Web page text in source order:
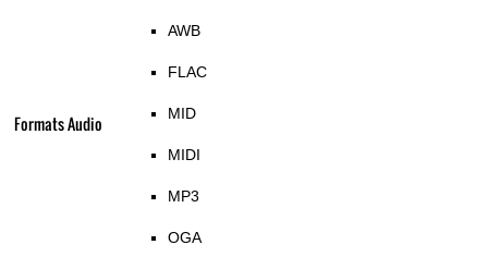
Formats Audio
AWB
FLAC
MID
MIDI
MP3
OGA